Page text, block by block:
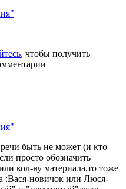
, чтобы получить
быть не может (и кто
просто обозначить
кол-ву материала,то тоже
:Вася-новичок или Люся-